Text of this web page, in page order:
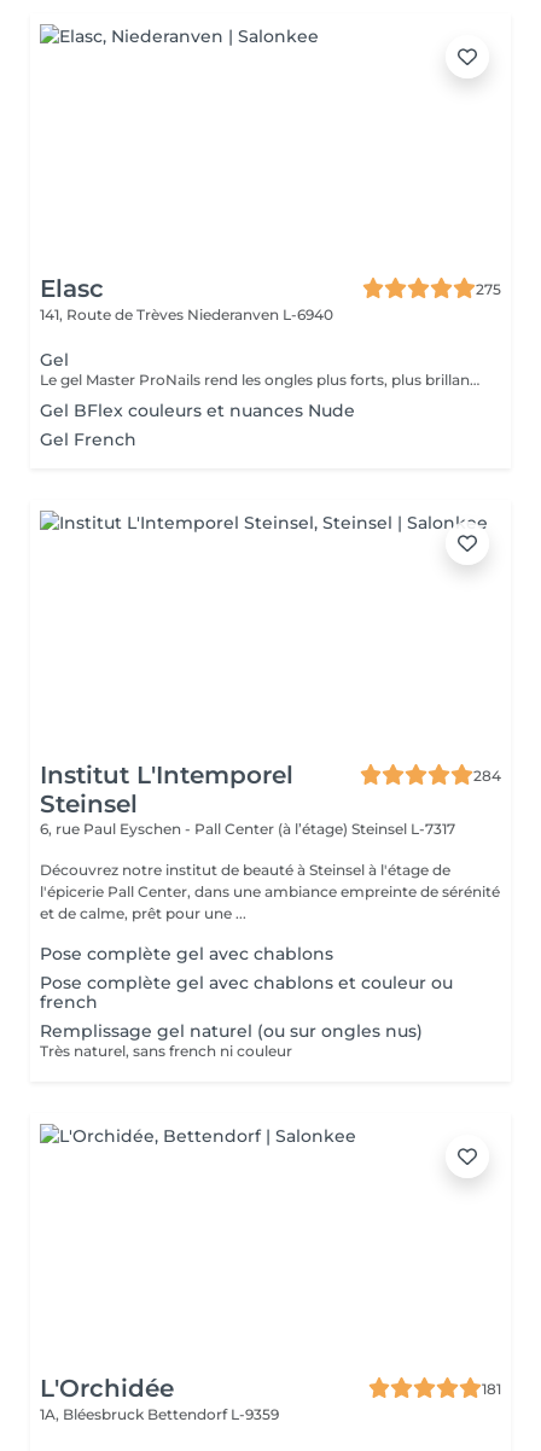
Elasc
275
141, Route de Trèves Niederanven L-6940
Gel
Le gel Master ProNails rend les ongles plus forts, plus brillants et plus résistants. Il s'applique en couches très fines et a une tenue d'environ 3 semaines. Si les ongles sont courts ou rongés, il suffit de les rallonger avec la technique du chablon.
Gel BFlex couleurs et nuances Nude
Gel French
Institut L'Intemporel
Steinsel
284
6, rue Paul Eyschen - Pall Center (à l’étage) Steinsel L-7317
Découvrez notre institut de beauté à Steinsel à l'étage de
l'épicerie Pall Center, dans une ambiance empreinte de sérénité
et de calme, prêt pour une ...
Pose complète gel avec chablons
Pose complète gel avec chablons et couleur ou
french
Remplissage gel naturel (ou sur ongles nus)
Très naturel, sans french ni couleur
L'Orchidée
181
1A, Bléesbruck Bettendorf L-9359